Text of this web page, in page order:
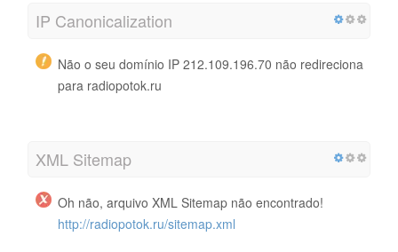
IP Canonicalization
Não o seu domínio IP 212.109.196.70 não redireciona
para radiopotok.ru
XML Sitemap
Oh não, arquivo XML Sitemap não encontrado!
http://radiopotok.ru/sitemap.xml